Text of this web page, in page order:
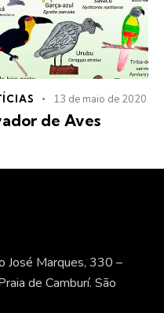
13 de maio de 2020
de Aves
José Marques, 330 –
de Camburí. São